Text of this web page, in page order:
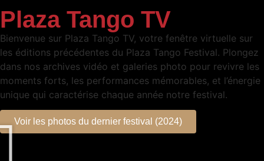
Plaza Tango TV
Bienvenue sur Plaza Tango TV, votre fenêtre virtuelle sur
les éditions précédentes du Plaza Tango Festival. Plongez
dans nos archives vidéo et galeries photo pour revivre les
moments forts, les performances mémorables, et l’énergie
unique qui caractérise chaque année notre festival.
Voir les photos du dernier festival (2024)